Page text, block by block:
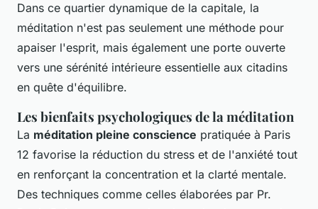
Dans ce quartier dynamique de la capitale, la
méditation n'est pas seulement une méthode pour
apaiser l'esprit, mais également une porte ouverte
vers une sérénité intérieure essentielle aux citadins
en quête d'équilibre.
Les bienfaits psychologiques de la méditation
La méditation pleine conscience pratiquée à Paris
12 favorise la réduction du stress et de l'anxiété tout
en renforçant la concentration et la clarté mentale.
Des techniques comme celles élaborées par Pr.